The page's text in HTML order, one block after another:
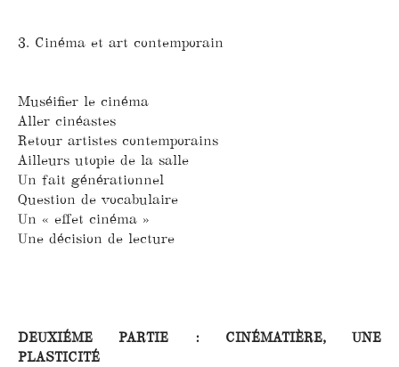
3. Cinéma et art contemporain
Muséifier le cinéma
Aller cinéastes
Retour artistes contemporains
Ailleurs utopie de la salle
Un fait générationnel
Question de vocabulaire
Un « effet cinéma »
Une décision de lecture
DEUXIÉME PARTIE : CINÉMATIÈRE, UNE
PLASTICITÉ